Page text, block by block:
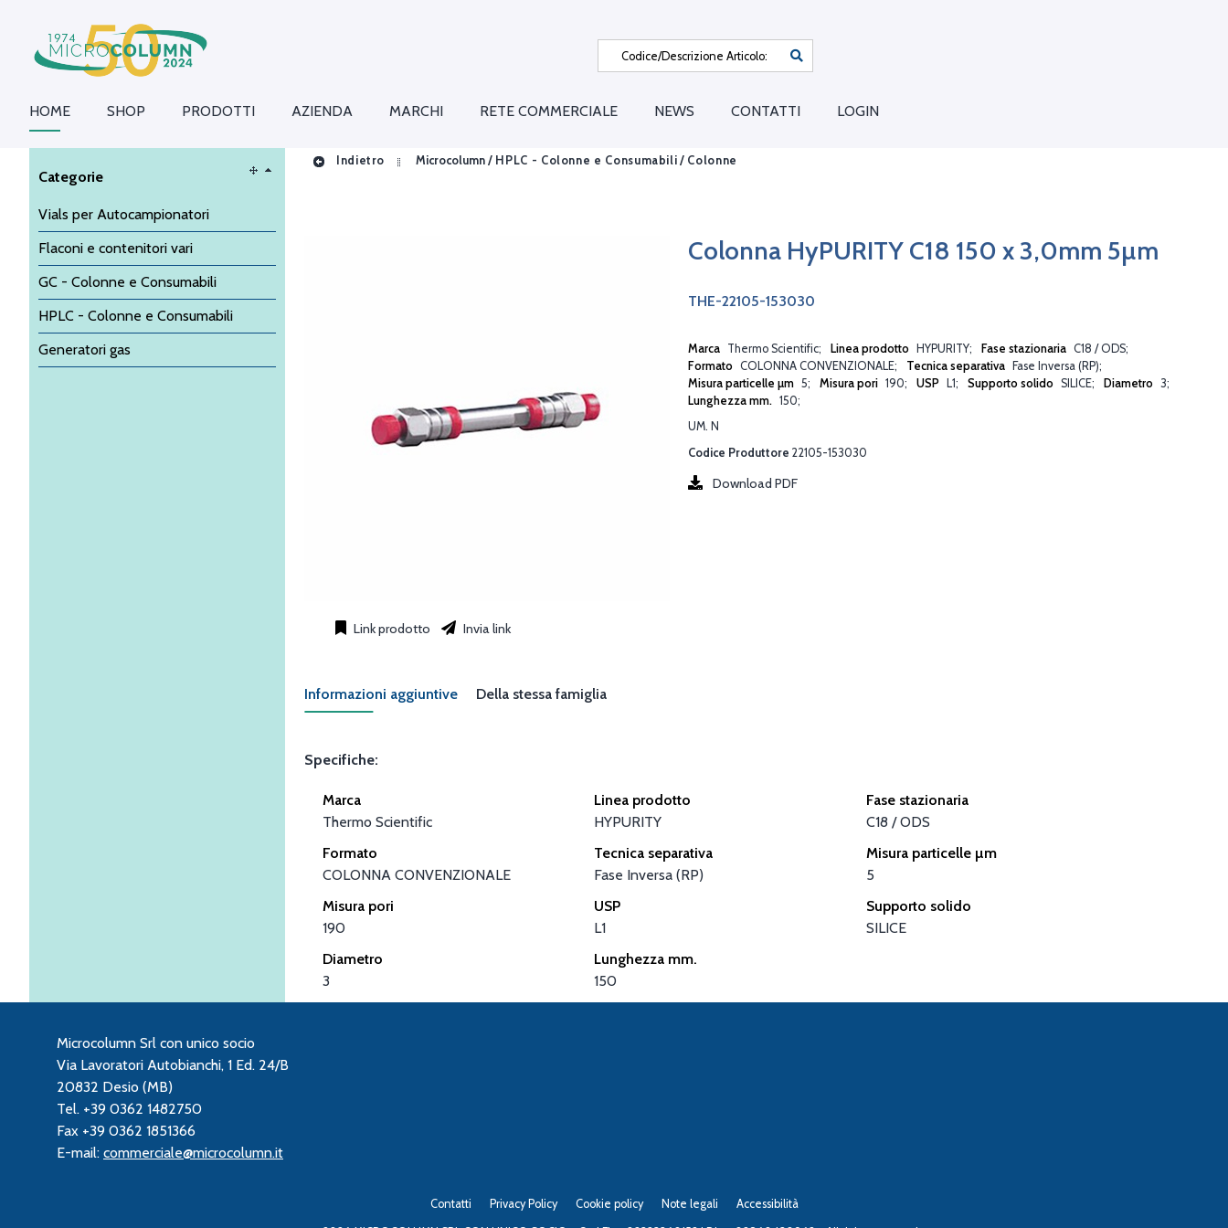
HOME SHOP PRODOTTI AZIENDA MARCHI RETE COMMERCIALE NEWS CONTATTI LOGIN
Categorie
Vials per Autocampionatori
Flaconi e contenitori vari
GC - Colonne e Consumabili
HPLC - Colonne e Consumabili
Generatori gas
Indietro Microcolumn / HPLC - Colonne e Consumabili / Colonne
Colonna HyPURITY C18 150 x 3,0mm 5µm
THE-22105-153030
Marca Thermo Scientific Linea prodotto HYPURITY Fase stazionaria C18 / ODS
Formato COLONNA CONVENZIONALE Tecnica separativa
Fase Inversa (RP)
Misura particelle µm 5 Misura pori 190 USP L1 Supporto solido SILICE Diametro 3
Lunghezza mm. 150
UM. N
Download PDF
Codice Produttore 22105-153030
Link prodotto Invia link
Informazioni aggiuntive Della stessa famiglia
Specifiche:
Marca
Thermo Scientific
Linea prodotto
HYPURITY
Fase stazionaria
C18 / ODS
Formato
COLONNA CONVENZIONALE
Tecnica separativa
Fase Inversa (RP)
Misura particelle µm
5
Misura pori
190
USP
L1
Supporto solido
SILICE
Diametro
3
Lunghezza mm.
150
Microcolumn Srl con unico socio
Via Lavoratori Autobianchi, 1 Ed. 24/B
20832 Desio (MB)
Tel. +39 0362 1482750
Fax +39 0362 1851366
E-mail: commerciale@microcolumn.it
Contatti Privacy Policy Cookie policy Note legali Accessibilità